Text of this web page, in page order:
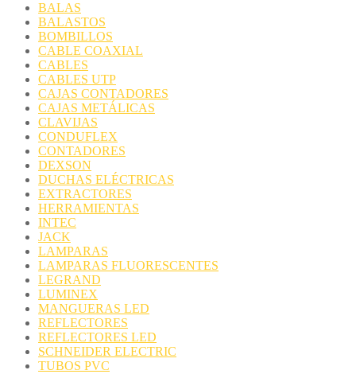
BALAS
BALASTOS
BOMBILLOS
CABLE COAXIAL
CABLES
CABLES UTP
CAJAS CONTADORES
CAJAS METÁLICAS
CLAVIJAS
CONDUFLEX
CONTADORES
DEXSON
DUCHAS ELÉCTRICAS
EXTRACTORES
HERRAMIENTAS
INTEC
JACK
LAMPARAS
LAMPARAS FLUORESCENTES
LEGRAND
LUMINEX
MANGUERAS LED
REFLECTORES
REFLECTORES LED
SCHNEIDER ELECTRIC
TUBOS PVC